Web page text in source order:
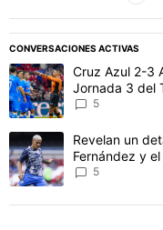
CONVERSACIONES ACTIVAS
Este listado muestra los
Un artículo de tendencia
Cruz Azul 2-3
Jornada 3 del
Un artículo deRevelan un